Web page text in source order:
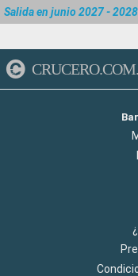
Salida en junio 2027 - 2028